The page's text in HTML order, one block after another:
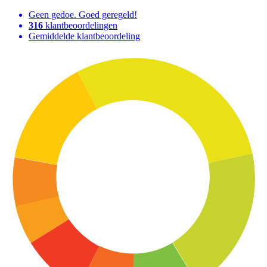
Geen gedoe. Goed geregeld!
316 klantbeoordelingen
Gemiddelde klantbeoordeling